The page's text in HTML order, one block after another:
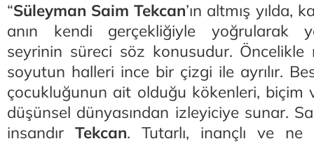
“Süleyman Saim Tekcan’ın altmış yılda,
anın kendi gerçekliğiyle yoğrularak
seyrinin süreci söz konusudur.
soyutun halleri ince bir çizgi ile ayrılır.
çocukluğunun ait olduğu kökenleri, biçim
düşünsel dünyasından izleyiciye sunar.
insandır Tekcan. Tutarlı, inançlı ve ne